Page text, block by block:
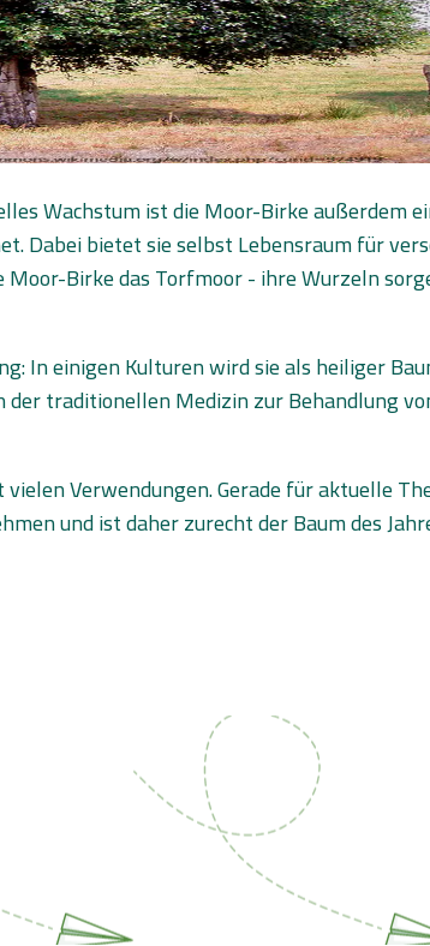
Wachstum ist die Moor-Birke
Dabei bietet sie selbst Lebensraum für
Birke das Torfmoor - ihre Wurzeln
In einigen Kulturen wird sie als heiliger
traditionellen Medizin zur Behandlung
Verwendungen. Gerade für aktuelle
und ist daher zurecht der Baum des